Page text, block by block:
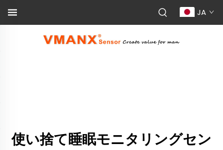
JA
使い捨て睡眠モニタリングセン